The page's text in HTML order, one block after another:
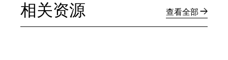
相关资源 查看全部